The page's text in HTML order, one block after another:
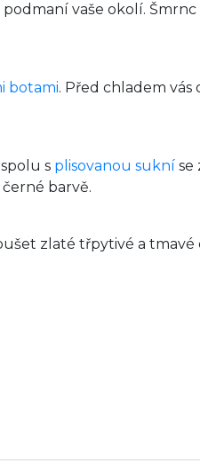
vaše okolí.
botami. Před chladem
s plisovanou sukní se
černé barvě.
zlaté třpytivé a